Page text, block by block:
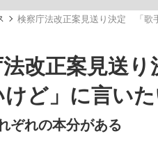
か悪かはどちらでもいい」リアル
あのとき、私のいま
検察庁法改正案見送り決定 「歌
法改正案見送
ど」に言い
ぞれの本分がある